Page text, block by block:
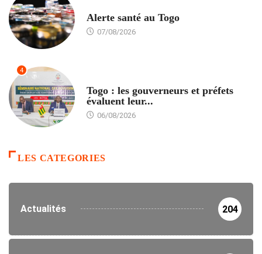
Alerte santé au Togo
07/08/2026
4
Togo : les gouverneurs et préfets
évaluent leur...
06/08/2026
LES CATEGORIES
Actualités 204